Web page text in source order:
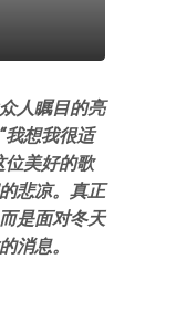
人瞩目的亮
我想我很适
位美好的歌
悲凉。真正
是面对冬天
消息。